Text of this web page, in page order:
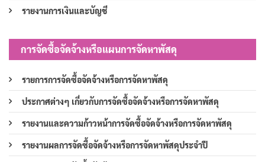
รายงานการเงินและบัญชี
การจัดซื้อจัดจ้างหรือแผนการจัดหาพัสดุ
รายการการจัดซื้อจัดจ้างหรือการจัดหาพัสดุ
ประกาศต่างๆ เกี่ยวกับการจัดซื้อจัดจ้างหรือการจัดหาพัสดุ
รายงานและความก้าวหน้าการจัดซื้อจัดจ้างหรือการจัดหาพัสดุ
รายงานผลการจัดซื้อจัดจ้างหรือการจัดหาพัสดุประจำปี